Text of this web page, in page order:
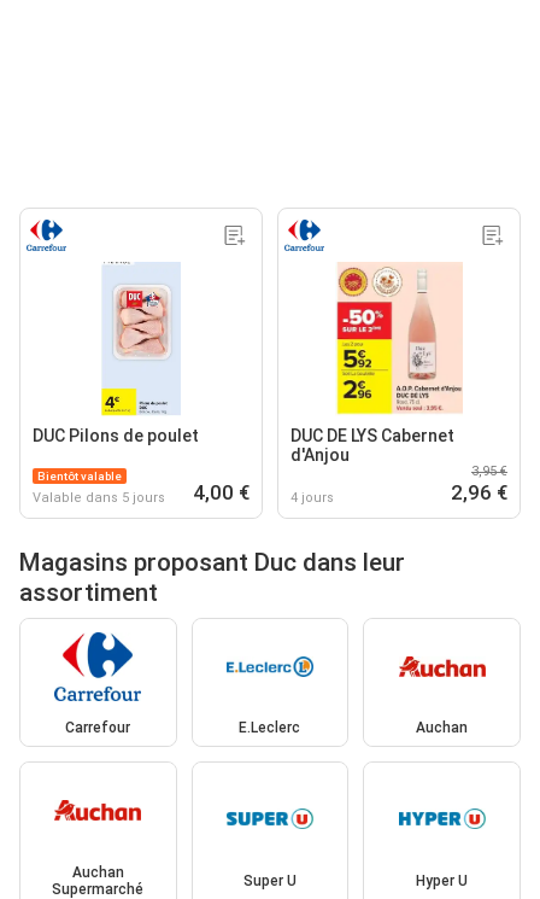
DUC Pilons de poulet
Bientôt valable
Valable dans 5 jours 4,00 €
DUC DE LYS Cabernet
d'Anjou
4 jours
3,95 €
2,96 €
Magasins proposant Duc dans leur
assortiment
Carrefour E.Leclerc Auchan
Auchan
Supermarché
Super U Hyper U